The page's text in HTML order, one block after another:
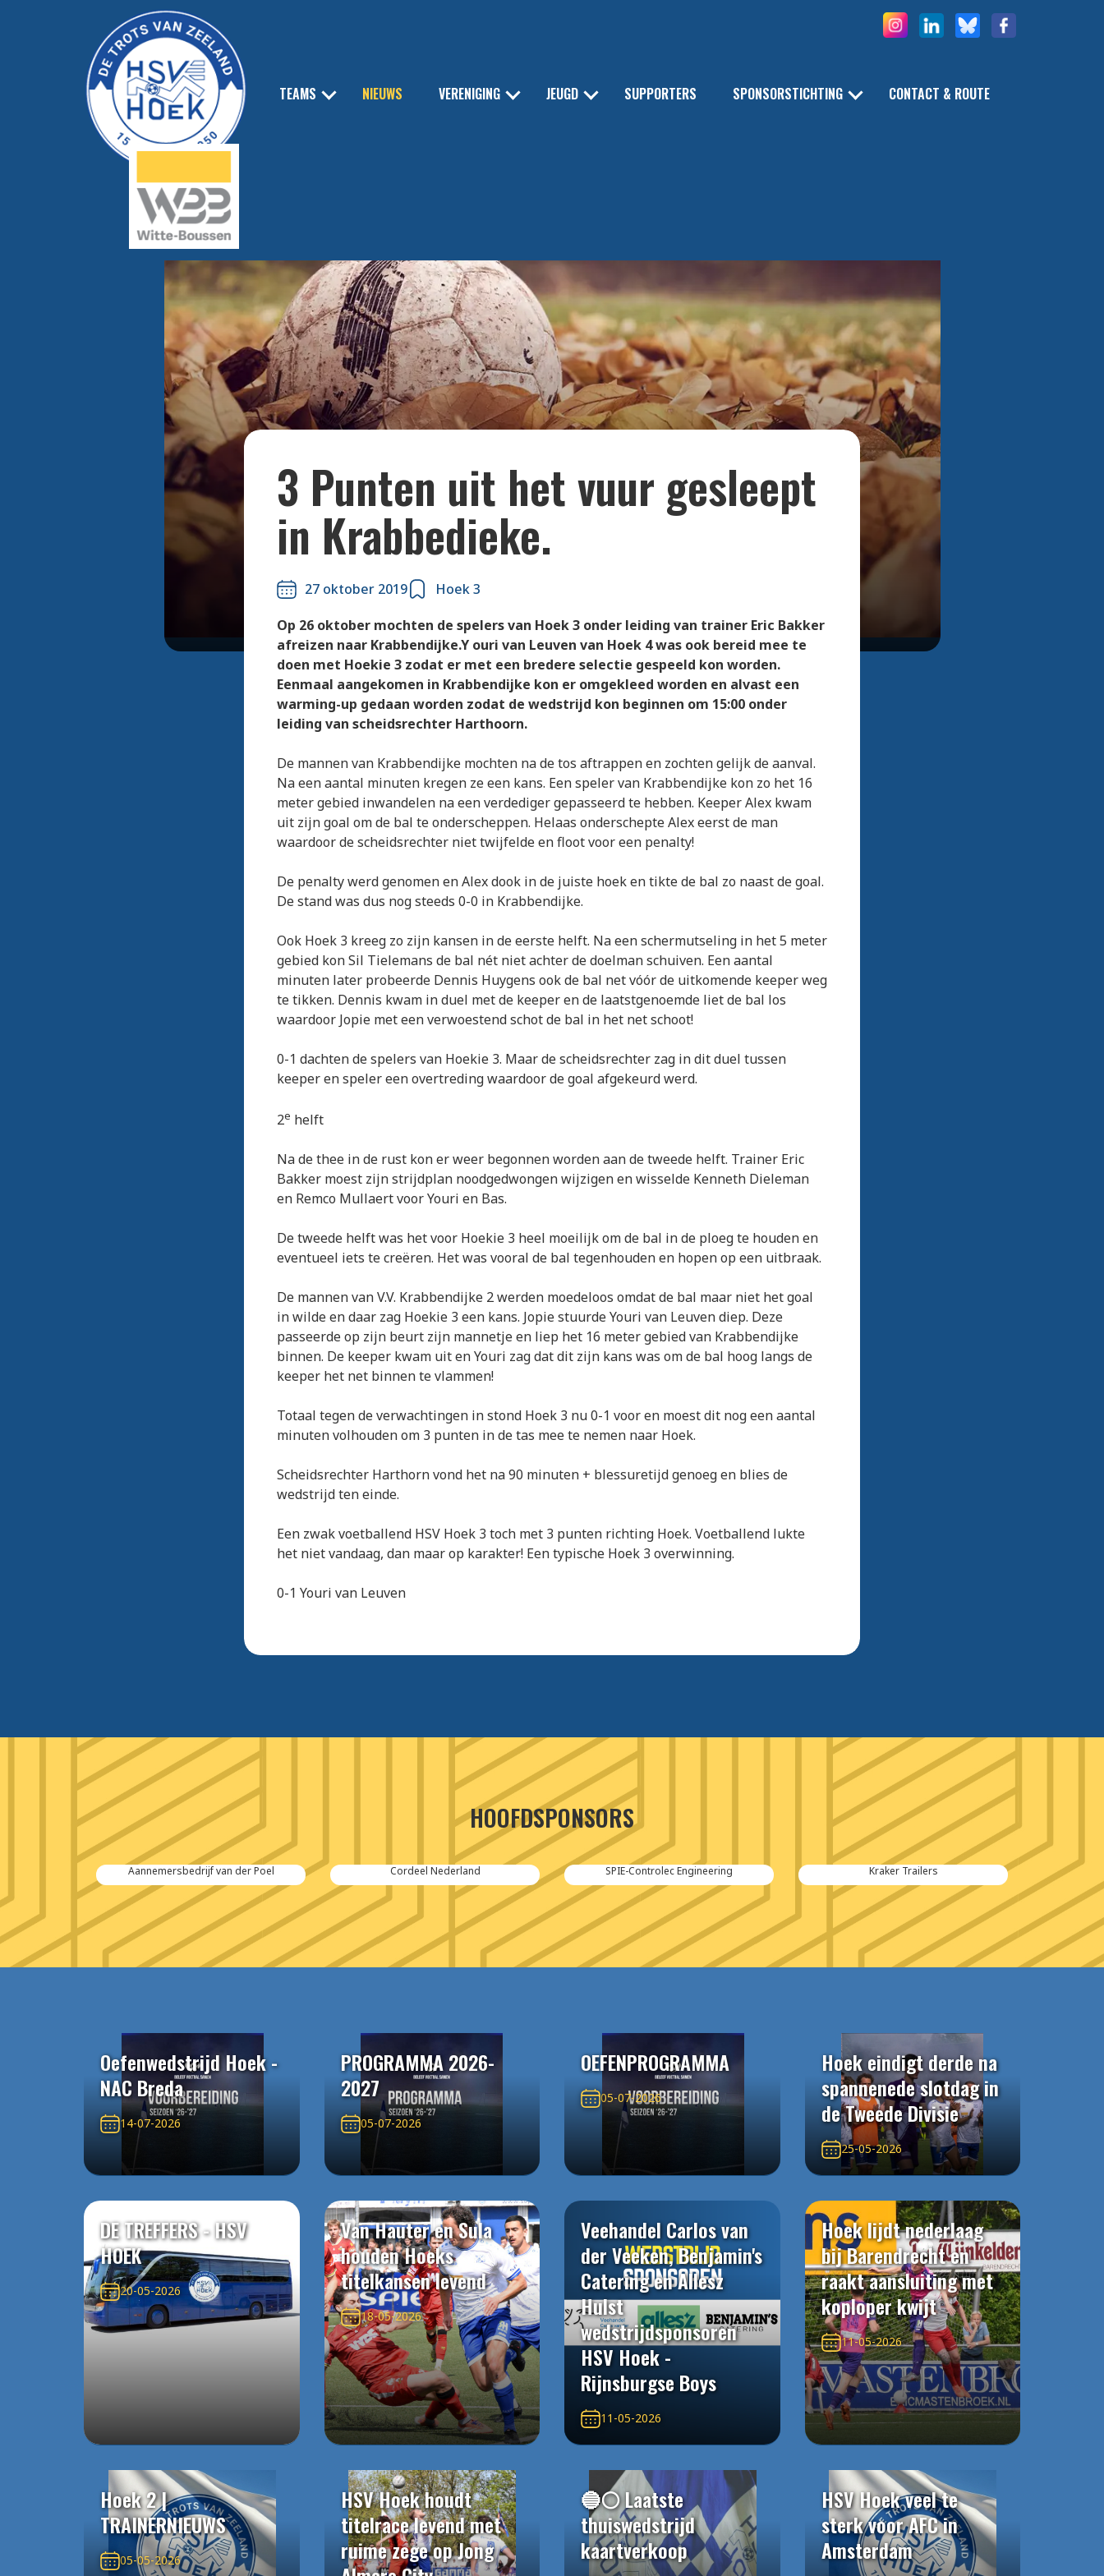
TEAMS NIEUWS VERENIGING JEUGD SUPPORTERS SPONSORSTICHTING CONTACT & ROUTE
Bekijk alle foto's
3 Punten uit het vuur gesleept
in Krabbedieke.
27 oktober 2019
Hoek 3
Op 26 oktober mochten de spelers van Hoek 3 onder leiding van trainer Eric Bakker
afreizen naar Krabbendijke.Y ouri van Leuven van Hoek 4 was ook bereid mee te
doen met Hoekie 3 zodat er met een bredere selectie gespeeld kon worden.
Eenmaal aangekomen in Krabbendijke kon er omgekleed worden en alvast een
warming-up gedaan worden zodat de wedstrijd kon beginnen om 15:00 onder
leiding van scheidsrechter Harthoorn.
De mannen van Krabbendijke mochten na de tos aftrappen en zochten gelijk de aanval.
Na een aantal minuten kregen ze een kans. Een speler van Krabbendijke kon zo het 16
meter gebied inwandelen na een verdediger gepasseerd te hebben. Keeper Alex kwam
uit zijn goal om de bal te onderscheppen. Helaas onderschepte Alex eerst de man
waardoor de scheidsrechter niet twijfelde en floot voor een penalty!
De penalty werd genomen en Alex dook in de juiste hoek en tikte de bal zo naast de goal.
De stand was dus nog steeds 0-0 in Krabbendijke.
Ook Hoek 3 kreeg zo zijn kansen in de eerste helft. Na een schermutseling in het 5 meter
gebied kon Sil Tielemans de bal nét niet achter de doelman schuiven. Een aantal
minuten later probeerde Dennis Huygens ook de bal net vóór de uitkomende keeper weg
te tikken. Dennis kwam in duel met de keeper en de laatstgenoemde liet de bal los
waardoor Jopie met een verwoestend schot de bal in het net schoot!
0-1 dachten de spelers van Hoekie 3. Maar de scheidsrechter zag in dit duel tussen
keeper en speler een overtreding waardoor de goal afgekeurd werd.
2e helft
Na de thee in de rust kon er weer begonnen worden aan de tweede helft. Trainer Eric
Bakker moest zijn strijdplan noodgedwongen wijzigen en wisselde Kenneth Dieleman
en Remco Mullaert voor Youri en Bas.
De tweede helft was het voor Hoekie 3 heel moeilijk om de bal in de ploeg te houden en
eventueel iets te creëren. Het was vooral de bal tegenhouden en hopen op een uitbraak.
De mannen van V.V. Krabbendijke 2 werden moedeloos omdat de bal maar niet het goal
in wilde en daar zag Hoekie 3 een kans. Jopie stuurde Youri van Leuven diep. Deze
passeerde op zijn beurt zijn mannetje en liep het 16 meter gebied van Krabbendijke
binnen. De keeper kwam uit en Youri zag dat dit zijn kans was om de bal hoog langs de
keeper het net binnen te vlammen!
Totaal tegen de verwachtingen in stond Hoek 3 nu 0-1 voor en moest dit nog een aantal
minuten volhouden om 3 punten in de tas mee te nemen naar Hoek.
Scheidsrechter Harthorn vond het na 90 minuten + blessuretijd genoeg en blies de
wedstrijd ten einde.
Een zwak voetballend HSV Hoek 3 toch met 3 punten richting Hoek. Voetballend lukte
het niet vandaag, dan maar op karakter! Een typische Hoek 3 overwinning.
0-1 Youri van Leuven
HOOFDSPONSORS
Aannemersbedrijf van der Poel Cordeel Nederland SPIE-Controlec Engineering Kraker Trailers
Oefenwedstrijd Hoek -
NAC Breda
14-07-2026
PROGRAMMA 2026-
2027
05-07-2026
OEFENPROGRAMMA
05-07-2026
Hoek eindigt derde na
spannenede slotdag in
de Tweede Divisie
25-05-2026
DE TREFFERS - HSV
HOEK
20-05-2026
Van Hauter en Sula
houden Hoeks
titelkansen levend
18-05-2026
Veehandel Carlos van
der Veeken, Benjamin's
Catering en Allesz
Hulst
wedstrijdsponsoren
HSV Hoek -
Rijnsburgse Boys
11-05-2026
Hoek lijdt nederlaag
bij Barendrecht en
raakt aansluiting met
koploper kwijt
11-05-2026
Hoek 2 |
TRAINERNIEUWS
05-05-2026
HSV Hoek houdt
titelrace levend met
ruime zege op Jong
🔵⚪️ Laatste
thuiswedstrijd
kaartverkoop
HSV Hoek veel te
sterk voor AFC in
Amsterdam